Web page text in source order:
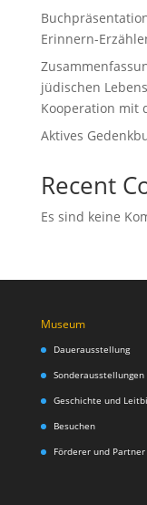
Erinnern-
jüdischen
Kooperation mit
Aktives
Recent
Es sind keine
Museum
Dauerausstellung
Sonderausstellungen
Geschichte und
Besuchen
Förderer und Partner